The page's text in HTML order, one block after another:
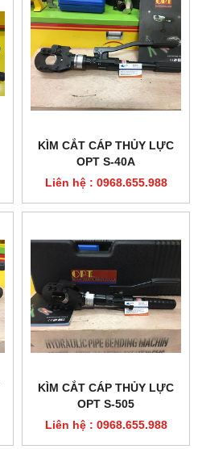
KÌM CẮT CÁP THỦY LỰC
OPT S-40A
Liên hệ : 0968.655.988
KÌM CẮT CÁP THỦY LỰC
Liên hệ : 0968.655.988